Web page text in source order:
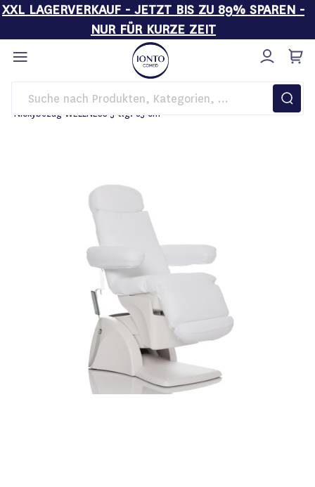
XXL LAGERVERKAUF - JETZT BIS ZU 89% SPAREN -
NUR FÜR KURZE ZEIT
Direkt
zum
Inhalt
Startseite Behandlungsliegen
Zubehör
Nickybezug WELLNESS 5-tlg. 85 cm